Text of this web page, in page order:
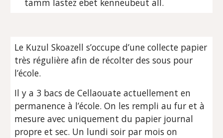
tamm lastez ebet kenneubeut all.
Le Kuzul Skoazell s’occupe d’une collecte papier
très régulière afin de récolter des sous pour
l’école.
Il y a 3 bacs de Cellaouate actuellement en
permanence à l’école. On les rempli au fur et à
mesure avec uniquement du papier journal
propre et sec. Un lundi soir par mois on